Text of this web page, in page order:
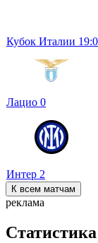
Кубок Италии
Лацио 0
Интер 2
К всем матчам
реклама
Статистика